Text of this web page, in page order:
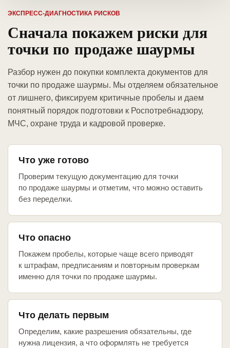
ЭКСПРЕСС-ДИАГНОСТИКА РИСКОВ
Сначала покажем риски для
точки по продаже шаурмы
Разбор нужен до покупки комплекта документов для
точки по продаже шаурмы. Мы отделяем обязательное
от лишнего, фиксируем критичные пробелы и даем
понятный порядок подготовки к Роспотребнадзору,
МЧС, охране труда и кадровой проверке.
Что уже готово
Проверим текущую документацию для точки
по продаже шаурмы и отметим, что можно оставить
без переделки.
Что опасно
Покажем пробелы, которые чаще всего приводят
к штрафам, предписаниям и повторным проверкам
именно для точки по продаже шаурмы.
Что делать первым
Определим, какие разрешения обязательны, где
нужна лицензия, а что оформлять не требуется